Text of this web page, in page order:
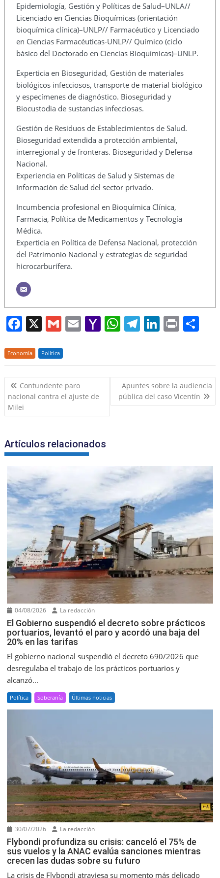
Epidemiología, Gestión y Políticas de Salud–UNLA//
Licenciado en Ciencias Bioquímicas (orientación
bioquímica clínica)–UNLP// Farmacéutico y Licenciado
en Ciencias Farmacéuticas-UNLP// Químico (ciclo
básico del Doctorado en Ciencias Bioquímicas)–UNLP.
Experticia en Bioseguridad, Gestión de materiales
biológicos infecciosos, transporte de material biológico
y especímenes de diagnóstico. Bioseguridad y
Biocustodia de sustancias infecciosas.
Gestión de Residuos de Establecimientos de Salud.
Bioseguridad extendida a protección ambiental,
interregional y de fronteras. Bioseguridad y Defensa
Nacional.
Experiencia en Políticas de Salud y Sistemas de
Información de Salud del sector privado.
Incumbencia profesional en Bioquímica Clínica,
Farmacia, Política de Medicamentos y Tecnología
Médica.
Experticia en Política de Defensa Nacional, protección
del Patrimonio Nacional y estrategias de seguridad
hicrocarburífera.
F
c
e
b
o
o
X G
ai
l
E
l
Y
o
M
ai
W
s
A
p
T
gr
a
m
Li
e
dI
n
Pr
e
Economía Política
Navegación
de
entradas
Contundente paro
nacional contra el ajuste de
Milei
Apuntes sobre la audiencia
pública del caso Vicentín
Artículos relacionados
04/08/2026 La redacción
El Gobierno suspendió el decreto sobre prácticos
portuarios, levantó el paro y acordó una baja del
20% en las tarifas
El gobierno nacional suspendió el decreto 690/2026 que
desregulaba el trabajo de los prácticos portuarios y
alcanzó...
Política Soberanía Últimas noticias
30/07/2026 La redacción
Flybondi profundiza su crisis: canceló el 75% de
sus vuelos y la ANAC evalúa sanciones mientras
crecen las dudas sobre su futuro
La crisis de Flybondi atraviesa su momento más delicado